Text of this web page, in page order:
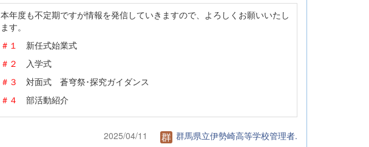
本年度も不定期ですが情報を発信していきますので、よろしくお願いいたし
ます。
＃１
新任式始業式
＃２
入学式
＃３
対面式 蒼穹祭･探究ガイダンス
＃４
部活動紹介
2025/04/11 群馬県立伊勢崎高等学校管理者.